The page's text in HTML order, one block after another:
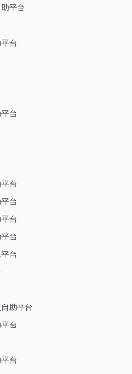
平台
台
台
台
台
台
台
台
助平台
台
台